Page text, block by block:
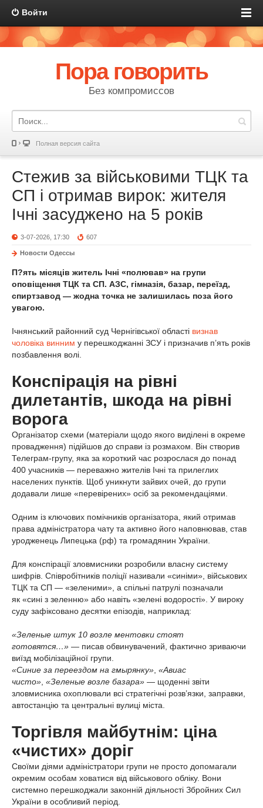
Войти
Пора говорить
Без компромиссов
Полная версия сайта
Стежив за військовими ТЦК та
СП і отримав вирок: жителя
Ічні засуджено на 5 років
3-07-2026, 17:30 607
Новости Одессы
П?ять місяців житель Ічні «полював» на групи
оповіщення ТЦК та СП. АЗС, гімназія, базар, переїзд,
спиртзавод — жодна точка не залишилась поза його
увагою.
Ічнянський районний суд Чернігівської області визнав
чоловіка винним у перешкоджанні ЗСУ і призначив п’ять років
позбавлення волі.
Конспірація на рівні
дилетантів, шкода на рівні
ворога
Організатор схеми (матеріали щодо якого виділені в окреме
провадження) підійшов до справи із розмахом. Він створив
Телеграм-групу, яка за короткий час розрослася до понад
400 учасників — переважно жителів Ічні та прилеглих
населених пунктів. Щоб уникнути зайвих очей, до групи
додавали лише «перевірених» осіб за рекомендаціями.
Одним із ключових помічників організатора, який отримав
права адміністратора чату та активно його наповнював, став
уродженець Липецька (рф) та громадянин України.
Для конспірації зловмисники розробили власну систему
шифрів. Співробітників поліції називали «синіми», військових
ТЦК та СП — «зеленими», а спільні патрулі позначали
як «сині з зеленню» або навіть «зелені водорості». У вироку
суду зафіксовано десятки епізодів, наприклад:
«Зеленые штук 10 возле ментовки стоят
готовятся…» — писав обвинувачений, фактично зриваючи
виїзд мобілізаційної групи.
«Синие за переездом на гмырянку» «Авиас
чисто» «Зеленые возле базара» — щоденні звіти
зловмисника охоплювали всі стратегічні розв’язки, заправки,
автостанцію та центральні вулиці міста.
Торгівля майбутнім: ціна
«чистих» доріг
Своїми діями адміністратори групи не просто допомагали
окремим особам ховатися від військового обліку. Вони
системно перешкоджали законній діяльності Збройних Сил
України в особливий період.